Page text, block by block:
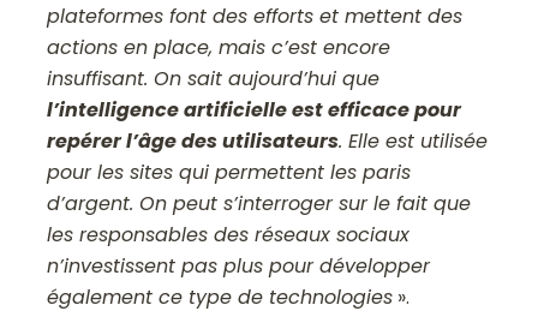
plateformes font des efforts et mettent des
actions en place, mais c’est encore
insuffisant. On sait aujourd’hui que
l’intelligence artificielle est efficace pour
repérer l’âge des utilisateurs. Elle est utilisée
pour les sites qui permettent les paris
d’argent. On peut s’interroger sur le fait que
les responsables des réseaux sociaux
n’investissent pas plus pour développer
également ce type de technologies ».